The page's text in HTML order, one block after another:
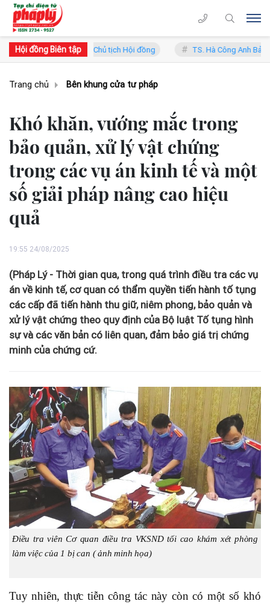
Hội đồng Biên tập
Lý - Phó Chủ tịch Hội đồng TS. Hà Công Anh Bảo - Phó Chủ tịch
Trang chủ Bên khung cửa tư pháp
Khó khăn, vướng mắc trong
bảo quản, xử lý vật chứng
trong các vụ án kinh tế và một
số giải pháp nâng cao hiệu
quả
19:55 24/08/2025
(Pháp Lý - Thời gian qua, trong quá trình điều tra các vụ
án về kinh tế, cơ quan có thẩm quyền tiến hành tố tụng
các cấp đã tiến hành thu giữ, niêm phong, bảo quản và
xử lý vật chứng theo quy định của Bộ luật Tố tụng hình
sự và các văn bản có liên quan, đảm bảo giá trị chứng
minh của chứng cứ.
Điều tra viên Cơ quan điều tra VKSND tối cao khám xét phòng
làm việc của 1 bị can ( ảnh minh họa)
Tuy nhiên, thực tiễn công tác này còn có một số khó